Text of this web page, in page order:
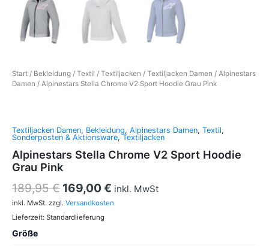
Start / Bekleidung / Textil / Textiljacken / Textiljacken Damen / Alpinestars
Damen / Alpinestars Stella Chrome V2 Sport Hoodie Grau Pink
Textiljacken Damen, Bekleidung, Alpinestars Damen, Textil,
Sonderposten & Aktionsware,Textiljacken
Alpinestars Stella Chrome V2 Sport Hoodie
Grau Pink
189,95€ 169,00€ inkl. MwSt
inkl. MwSt. zzgl. Versandkosten
Lieferzeit: Standardlieferung
Größe